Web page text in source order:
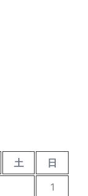
土
日
1